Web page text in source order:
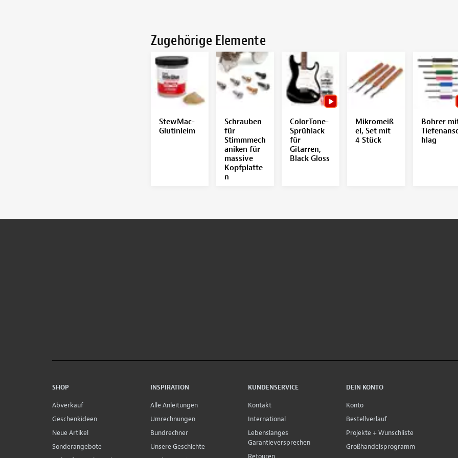
Zugehörige Elemente
StewMac-
Glutinleim
Schrauben
für
Stimmmech
aniken für
massive
Kopfplatte
n
ColorTone-
Sprühlack
für
Gitarren,
Black Gloss
Mikromeiß
el, Set mit
4 Stück
Bohrer
hlag
SHOP
Abverkauf
Geschenkideen
Neue Artikel
Sonderangebote
INSPIRATION
Alle Anleitungen
Umrechnungen
Bundrechner
Unsere Geschichte
KUNDENSERVICE
Kontakt
International
Lebenslanges
Garantieversprechen
Retouren
DEIN KONTO
Konto
Bestellverlauf
Projekte + Wunschliste
Großhandelsprogramm